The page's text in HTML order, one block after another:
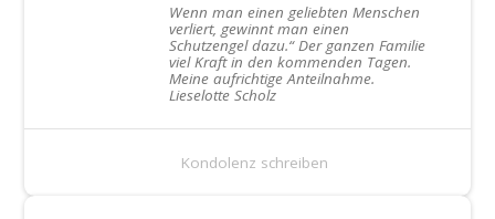
Wenn man einen geliebten Menschen
verliert, gewinnt man einen
Schutzengel dazu.“ Der ganzen Familie
viel Kraft in den kommenden Tagen.
Meine aufrichtige Anteilnahme.
Lieselotte Scholz
Kondolenz schreiben